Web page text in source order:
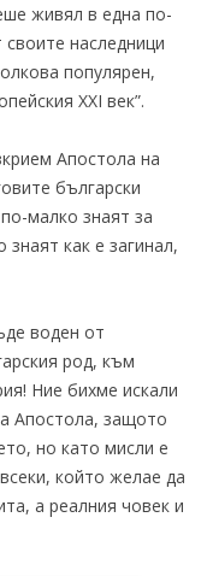
живял в една по-
наследници
популярен,
XXI век”.
Апостола на
български
малко знаят за
как е загинал,
воден от
род, към
Ние бихме искали
Апостола, защото
но като мисли е
който желае да
а реалния човек и